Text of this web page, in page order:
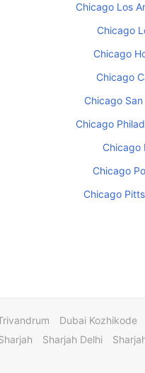
Chicago Los
Chicago
Chicago
Chicago
Chicago
Chicago
Chicago
Chicago
Chicago
Dubai Kozhikode
Sharjah Delhi